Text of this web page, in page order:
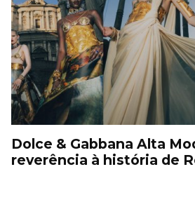
Dolce & Gabbana Alta
reverência à história de